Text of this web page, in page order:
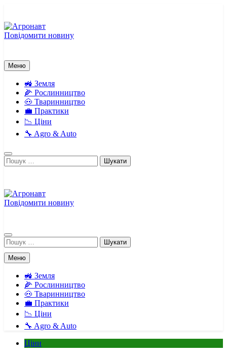
вмісту
Повідомити новину
Меню
🚜 Земля
🌽 Рослинництво
🐽 Тваринництво
💼 Практики
📉 Ціни
🔧 Agro & Auto
Пошук:
Повідомити новину
Пошук:
Меню
🚜 Земля
🌽 Рослинництво
🐽 Тваринництво
💼 Практики
📉 Ціни
🔧 Agro & Auto
Ціни